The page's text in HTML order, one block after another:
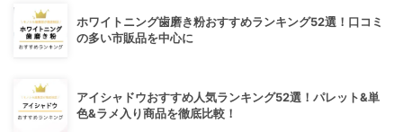
ホワイトニング歯磨き粉おすすめランキング52選！口コミ
の多い市販品を中心に
アイシャドウおすすめ人気ランキング52選！パレット&単
色&ラメ入り商品を徹底比較！